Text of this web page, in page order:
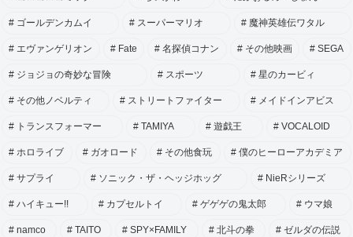
ゴールデンカムイ スーパーマリオ 魔神英雄伝ワタル
エヴァンゲリオン Fate 名探偵コナン その他映画 SEGA
ジョジョの奇妙な冒険 スポーツ 星のカービィ
その他ノベルティ ストリートファイター メイドインアビス
トランスフォーマー TAMIYA 遊戯王 VOCALOID
ホロライブ ガオロード その他食玩 僕のヒーローアカデミア
サプライ ソニック・ザ・ヘッジホッグ NieRシリーズ
ハイキュー!! カプセルトイ ゲゲゲの鬼太郎 ウマ娘
namco TAITO SPY×FAMILY 北斗の拳 ゼルダの伝説